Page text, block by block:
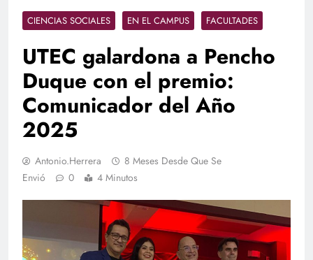
CIENCIAS SOCIALES EN EL CAMPUS FACULTADES
UTEC galardona a Pencho
Duque con el premio:
Comunicador del Año
2025
Antonio.herrera
8 Meses Desde Que Se
Envió
0 4 Minutos